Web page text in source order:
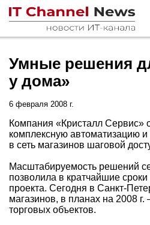
Умные решения
у дома»
6 февраля 2008 г.
Компания «Кристалл Сервис»
комплексную автоматизацию и
в сеть магазинов шаговой
Масштабируемость решений
позволила в кратчайшие
проекта. Сегодня в Санкт-
магазинов, в планах на 2008
торговых объектов.